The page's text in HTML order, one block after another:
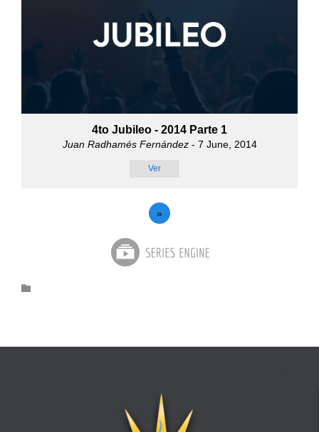
4to Jubileo - 2014 Parte 1
Juan Radhamés Fernández- 7 June, 2014
Ver
»
